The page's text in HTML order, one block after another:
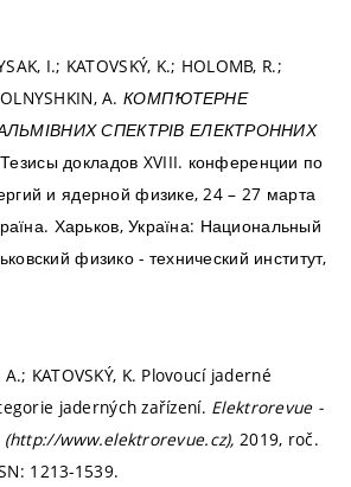
I.; KATOVSKÝ, K.; HOLOMB, R.;
A. КОМП‘ЮТЕРНЕ
СПЕКТРІВ ЕЛЕКТРОННИХ
Тезисы докладов XVIII. конференции по
и ядерной физике, 24 – 27 марта
Харьков, Україна: Национальный
физико - технический институт,
A.; KATOVSKÝ, K. Plovoucí jaderné
jaderných zařízení. Elektrorevue -
www.elektrorevue.cz), 2019, roč.
1213-1539.